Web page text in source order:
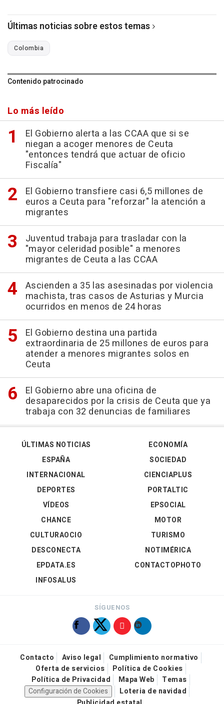
Últimas noticias sobre estos temas
Colombia
Contenido patrocinado
Lo más leído
El Gobierno alerta a las CCAA que si se
niegan a acoger menores de Ceuta
"entonces tendrá que actuar de oficio
Fiscalía"
El Gobierno transfiere casi 6,5 millones de
euros a Ceuta para "reforzar" la atención a
migrantes
Juventud trabaja para trasladar con la
"mayor celeridad posible" a menores
migrantes de Ceuta a las CCAA
Ascienden a 35 las asesinadas por violencia
machista, tras casos de Asturias y Murcia
ocurridos en menos de 24 horas
El Gobierno destina una partida
extraordinaria de 25 millones de euros para
atender a menores migrantes solos en
Ceuta
El Gobierno abre una oficina de
desaparecidos por la crisis de Ceuta que ya
trabaja con 32 denuncias de familiares
ÚLTIMAS NOTICIAS
ESPAÑA
INTERNACIONAL
DEPORTES
VÍDEOS
ECONOMÍA
SOCIEDAD
CIENCIAPLUS
PORTALTIC
EPSOCIAL
CHANCE
CULTURAOCIO
DESCONECTA
EPDATA.ES
INFOSALUS
MOTOR
TURISMO
NOTIMÉRICA
CONTACTOPHOTO
SÍGUENOS
Contacto Aviso legal
Cumplimiento normativo
Oferta de servicios
Política de Cookies
Política de Privacidad
Mapa Web
Temas
Configuración de Cookies
Loteria de navidad